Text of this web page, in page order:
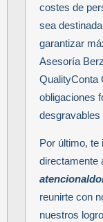
costes de
sea
garantizar
Asesoría
QualityConta
obligaciones
desgravables
Por último, te
directamente
reunirte con
nuestros